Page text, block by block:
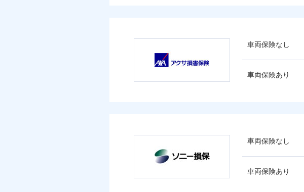
車両保険なし
車両保険あり
車両保険なし
車両保険あり